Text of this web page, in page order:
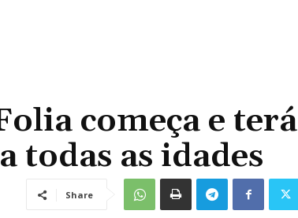
começa e terá
todas as idades
Share